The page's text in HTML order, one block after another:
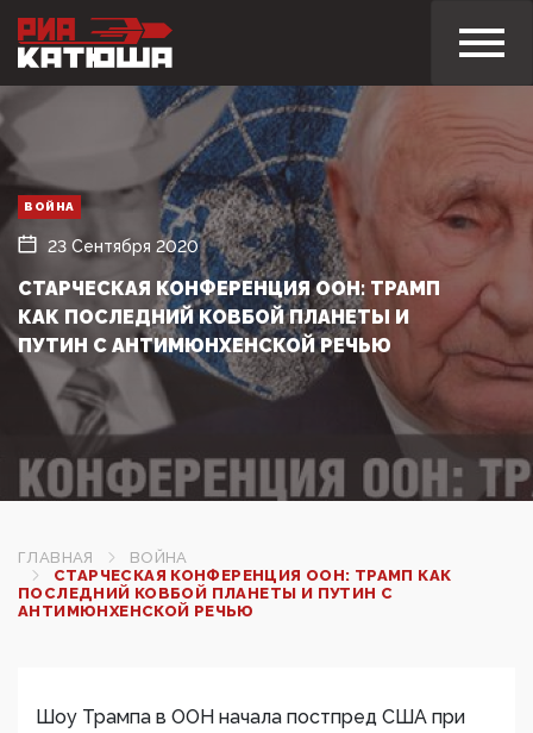
ВОЙНА
23 Сентября 2020
СТАРЧЕСКАЯ КОНФЕРЕНЦИЯ ООН: ТРАМП
КАК ПОСЛЕДНИЙ КОВБОЙ ПЛАНЕТЫ И
ПУТИН С АНТИМЮНХЕНСКОЙ РЕЧЬЮ
ГЛАВНАЯ
ВОЙНА
СТАРЧЕСКАЯ КОНФЕРЕНЦИЯ ООН: ТРАМП КАК
ПОСЛЕДНИЙ КОВБОЙ ПЛАНЕТЫ И ПУТИН С
АНТИМЮНХЕНСКОЙ РЕЧЬЮ
Шоу Трампа в ООН начала постпред США при